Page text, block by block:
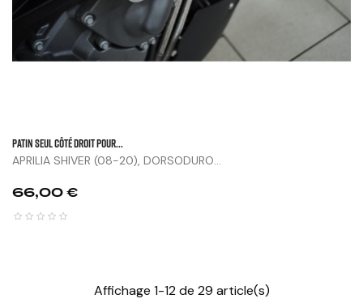
Patin Seul Côté Droit Pour...
APRILIA SHIVER (08-20), DORSODURO...
Prix
66,00 €
Affichage 1-12 de 29 article(s)